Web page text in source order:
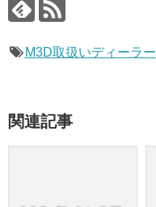
M3D取扱いディーラー
関連記事